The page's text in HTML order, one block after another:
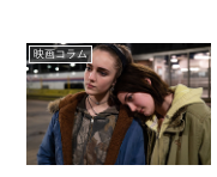
映画コラム